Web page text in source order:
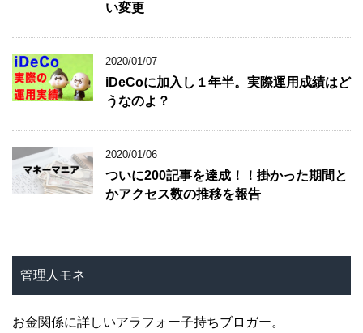
い変更
2020/01/07
iDeCoに加入し１年半。実際運用成績はど
うなのよ？
2020/01/06
ついに200記事を達成！！掛かった期間と
かアクセス数の推移を報告
管理人モネ
お金関係に詳しいアラフォー子持ちブロガー。